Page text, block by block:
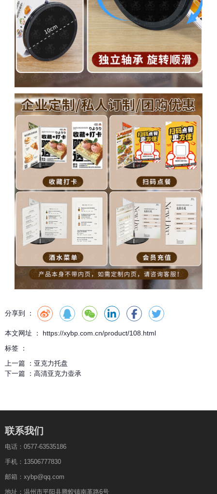
分享到 ：
本文网址 ： https://xybp.com.cn/product/108.html
标签 ：
上一篇 ： 亚克力托盘
下一篇 ： 高清亚克力壶承
联系我们
电话：0577-63535186
手机：13506777830
邮箱：xybp@qq.com
地址：温州市平阳县腾蛟镇南革路6号